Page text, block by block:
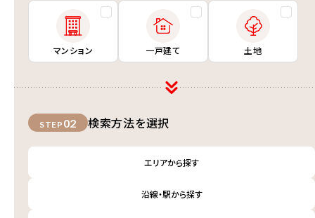
マンション 一戸建て 土地
STEP 02 検索方法を選択
エリアから探す
沿線・駅から探す